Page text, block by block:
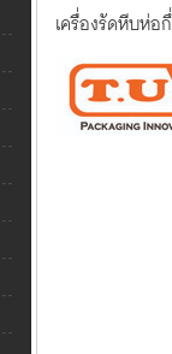
เครื่องรัดหีบห่อกึ่